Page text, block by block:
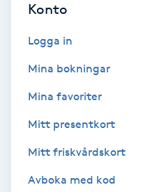
Yogamassage
Zonterapi
Konto
Logga in
Mina bokningar
Mina favoriter
Mitt presentkort
Mitt friskvårdskort
Avboka med kod